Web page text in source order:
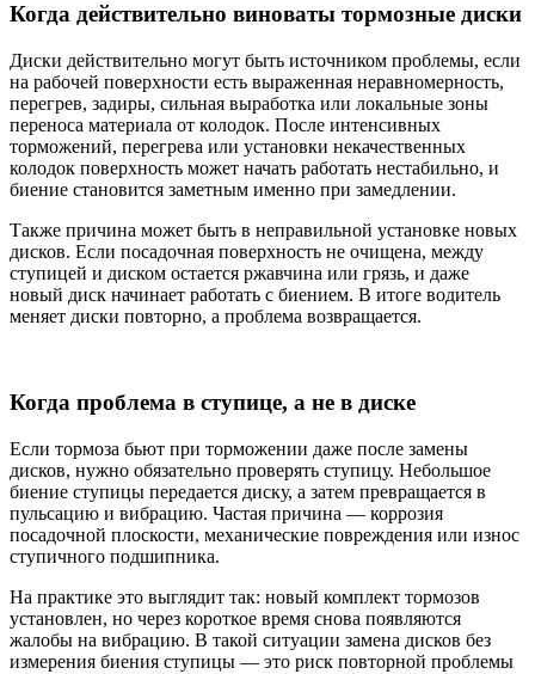
Когда действительно виноваты тормозные диски
Диски действительно могут быть источником проблемы, если
на рабочей поверхности есть выраженная неравномерность,
перегрев, задиры, сильная выработка или локальные зоны
переноса материала от колодок. После интенсивных
торможений, перегрева или установки некачественных
колодок поверхность может начать работать нестабильно, и
биение становится заметным именно при замедлении.
Также причина может быть в неправильной установке новых
дисков. Если посадочная поверхность не очищена, между
ступицей и диском остается ржавчина или грязь, и даже
новый диск начинает работать с биением. В итоге водитель
меняет диски повторно, а проблема возвращается.
Когда проблема в ступице, а не в диске
Если тормоза бьют при торможении даже после замены
дисков, нужно обязательно проверять ступицу. Небольшое
биение ступицы передается диску, а затем превращается в
пульсацию и вибрацию. Частая причина — коррозия
посадочной плоскости, механические повреждения или износ
ступичного подшипника.
На практике это выглядит так: новый комплект тормозов
установлен, но через короткое время снова появляются
жалобы на вибрацию. В такой ситуации замена дисков без
измерения биения ступицы — это риск повторной проблемы